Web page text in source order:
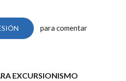
para comentar
EXCURSIONISMO